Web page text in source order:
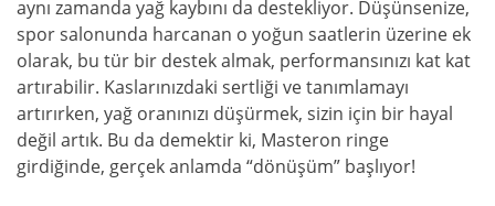
aynı zamanda yağ kaybını da destekliyor. Düşünsenize,
spor salonunda harcanan o yoğun saatlerin üzerine ek
olarak, bu tür bir destek almak, performansınızı kat kat
artırabilir. Kaslarınızdaki sertliği ve tanımlamayı
artırırken, yağ oranınızı düşürmek, sizin için bir hayal
değil artık. Bu da demektir ki, Masteron ringe
girdiğinde, gerçek anlamda “dönüşüm” başlıyor!